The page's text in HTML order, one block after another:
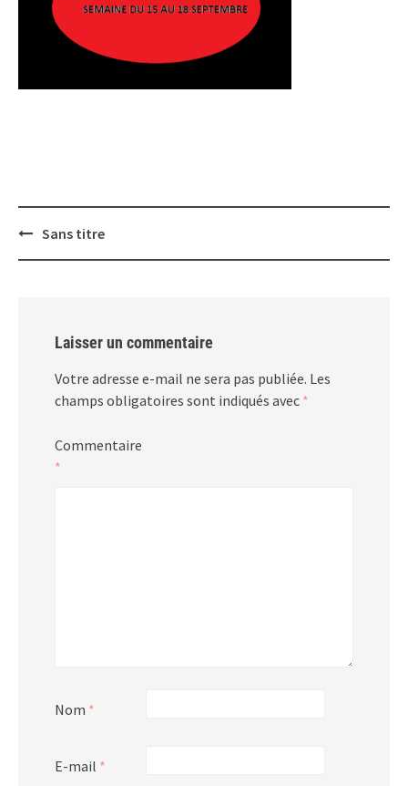
PostSans titre
Laisser un commentaire
Votre adresse e-mail ne sera pas publiée. Les
champs obligatoires sont indiqués avec *
Commentaire
*
Nom *
E-mail *